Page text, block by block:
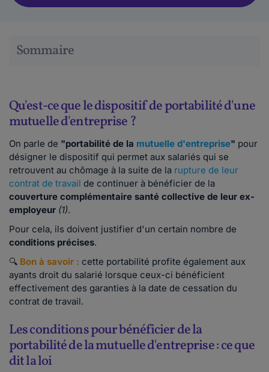
Sommaire
Qu'est-ce que le dispositif de portabilité d'une
mutuelle d'entreprise ?
On parle de "portabilité de la mutuelle d'entreprise" pour
désigner le dispositif qui permet aux salariés qui se
retrouvent au chômage à la suite de la rupture de leur
contrat de travail de continuer à bénéficier de la
couverture complémentaire santé collective de leur ex-
employeur (1).
Pour cela, ils doivent justifier d'un certain nombre de
conditions précises.
🔍 Bon à savoir : cette portabilité profite également aux
ayants droit du salarié lorsque ceux-ci bénéficient
effectivement des garanties à la date de cessation du
contrat de travail.
Les conditions pour bénéficier de la
portabilité de la mutuelle d'entreprise : ce que
dit la loi